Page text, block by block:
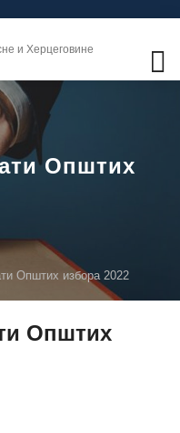
и Херцеговине
Општих
Општих избора 2022
Општих